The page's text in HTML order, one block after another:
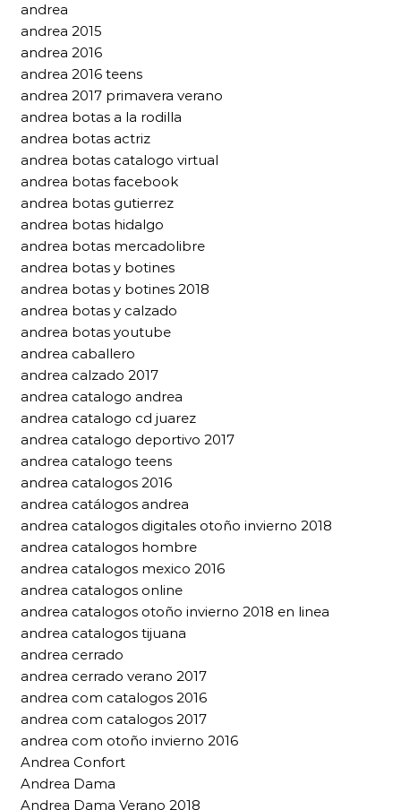
andrea
andrea 2015
andrea 2016
andrea 2016 teens
andrea 2017 primavera verano
andrea botas a la rodilla
andrea botas actriz
andrea botas catalogo virtual
andrea botas facebook
andrea botas gutierrez
andrea botas hidalgo
andrea botas mercadolibre
andrea botas y botines
andrea botas y botines 2018
andrea botas y calzado
andrea botas youtube
andrea caballero
andrea calzado 2017
andrea catalogo andrea
andrea catalogo cd juarez
andrea catalogo deportivo 2017
andrea catalogo teens
andrea catalogos 2016
andrea catálogos andrea
andrea catalogos digitales otoño invierno 2018
andrea catalogos hombre
andrea catalogos mexico 2016
andrea catalogos online
andrea catalogos otoño invierno 2018 en linea
andrea catalogos tijuana
andrea cerrado
andrea cerrado verano 2017
andrea com catalogos 2016
andrea com catalogos 2017
andrea com otoño invierno 2016
Andrea Confort
Andrea Dama
Andrea Dama Verano 2018